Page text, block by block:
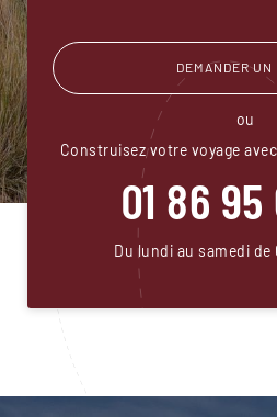
DEMANDER UN
ou
Construisez votre voyage
01 86
Du lundi au samedi de